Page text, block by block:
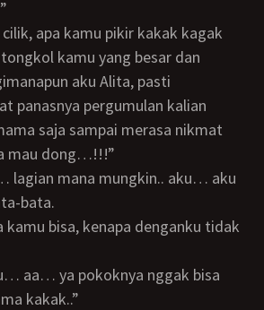
kamu yang besar dan
aku Alita, pasti
panasnya pergumulan kalian
saja sampai merasa nikmat
mau dong…!!!”
bata.
kakak..”